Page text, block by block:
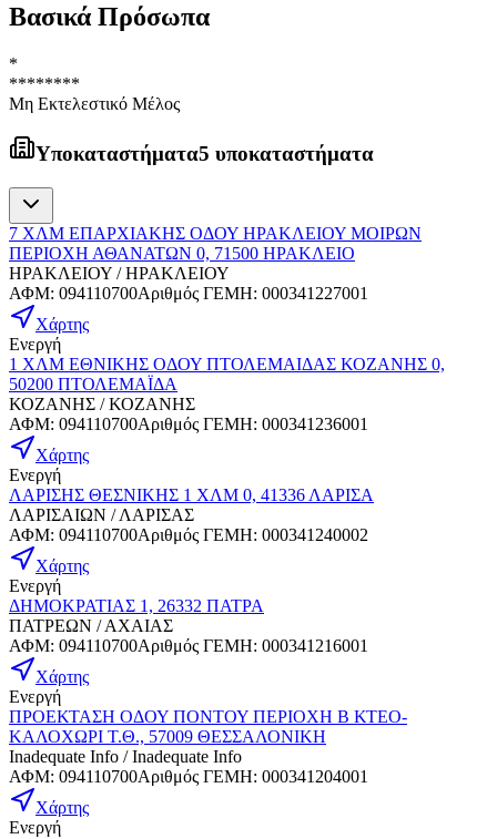
Βασικά Πρόσωπα
*
********
Μη Εκτελεστικό Μέλος
Υποκαταστήματα5 υποκαταστήματα
7 ΧΛΜ ΕΠΑΡΧΙΑΚΗΣ ΟΔΟΥ ΗΡΑΚΛΕΙΟΥ ΜΟΙΡΩΝ
ΠΕΡΙΟΧΗ ΑΘΑΝΑΤΩΝ 0, 71500 ΗΡΑΚΛΕΙΟ
ΗΡΑΚΛΕΙΟΥ / ΗΡΑΚΛΕΙΟΥ
ΑΦΜ: 094110700Αριθμός ΓΕΜΗ: 000341227001
Χάρτης
Ενεργή
1 ΧΛΜ ΕΘΝΙΚΗΣ ΟΔΟΥ ΠΤΟΛΕΜΑΙΔΑΣ ΚΟΖΑΝΗΣ 0,
50200 ΠΤΟΛΕΜΑΪΔΑ
ΚΟΖΑΝΗΣ / ΚΟΖΑΝΗΣ
ΑΦΜ: 094110700Αριθμός ΓΕΜΗ: 000341236001
Χάρτης
Ενεργή
ΛΑΡΙΣΗΣ ΘΕΣΝΙΚΗΣ 1 ΧΛΜ 0, 41336 ΛΑΡΙΣΑ
ΛΑΡΙΣΑΙΩΝ / ΛΑΡΙΣΑΣ
ΑΦΜ: 094110700Αριθμός ΓΕΜΗ: 000341240002
Χάρτης
Ενεργή
ΔΗΜΟΚΡΑΤΙΑΣ 1, 26332 ΠΑΤΡΑ
ΠΑΤΡΕΩΝ / ΑΧΑΙΑΣ
ΑΦΜ: 094110700Αριθμός ΓΕΜΗ: 000341216001
Χάρτης
Ενεργή
ΠΡΟΕΚΤΑΣΗ ΟΔΟΥ ΠΟΝΤΟΥ ΠΕΡΙΟΧΗ Β ΚΤΕΟ-
ΚΑΛΟΧΩΡΙ Τ.Θ., 57009 ΘΕΣΣΑΛΟΝΙΚΗ
Inadequate Info / Inadequate Info
ΑΦΜ: 094110700Αριθμός ΓΕΜΗ: 000341204001
Χάρτης
Ενεργή